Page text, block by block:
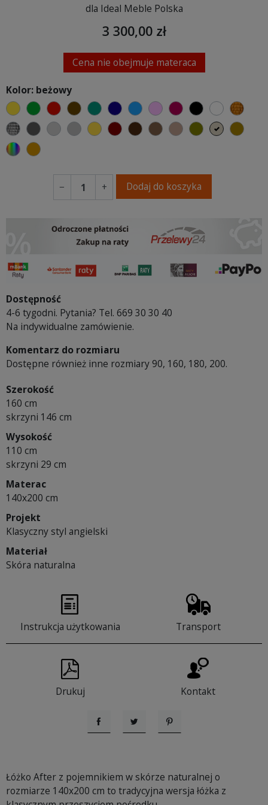
dla Ideal Meble Polska
3 300,00 zł
Cena nie obejmuje materaca
Kolor: beżowy
żółtyzielonyczerwonyczekoladowy
turkusowygranatowyniebieski
różowymalinowy
czarnybiałyzłoty
srebrnyciemno szary
jasnoszary
szarymusztardowy
kasztanowy
ciemno brązowy
brązowyjasnobrązowy
oliwkowy
beżowykhaki
wybór koloru
koniakowy
− + Dodaj do koszyka
Dostępność
4-6 tygodni. Pytania? Tel. 669 30 30 40
Na indywidualne zamówienie.
Komentarz do rozmiaru
Dostępne również inne rozmiary 90, 160, 180, 200.
Szerokość
160 cm
skrzyni 146 cm
Wysokość
110 cm
skrzyni 29 cm
Materac
140x200 cm
Projekt
Klasyczny styl angielski
Materiał
Skóra naturalna
Instrukcja użytkowania Transport
Drukuj Kontakt
UdostępnijTweetujPinterest
Łóżko After z pojemnikiem w skórze naturalnej o
rozmiarze 140x200 cm to tradycyjna wersja łóżka z